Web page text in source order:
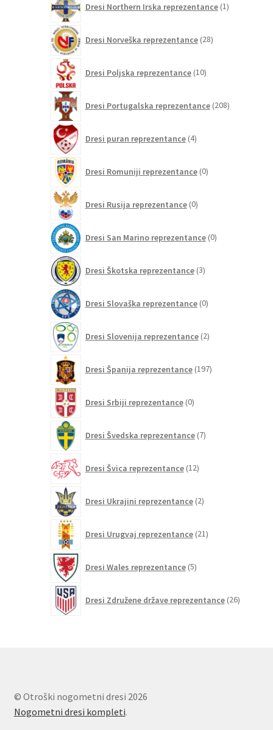
Dresi Northern Irska reprezentance 1izdelek
Dresi Norveška reprezentance 28izdelkov
Dresi Poljska reprezentance 10izdelkov
Dresi Portugalska reprezentance 208izdelkov
Dresi puran reprezentance 4izdelki
Dresi Romuniji reprezentance 0izdelkov
Dresi Rusija reprezentance 0izdelkov
Dresi San Marino reprezentance 0izdelkov
Dresi Škotska reprezentance 3izdelki
Dresi Slovaška reprezentance 0izdelkov
Dresi Slovenija reprezentance 2izdelka
Dresi Španija reprezentance 197izdelkov
Dresi Srbiji reprezentance 0izdelkov
Dresi Švedska reprezentance 7izdelkov
Dresi Švica reprezentance 12izdelkov
Dresi Ukrajini reprezentance 2izdelka
Dresi Urugvaj reprezentance 21izdelkov
Dresi Wales reprezentance 5izdelkov
Dresi Združene države reprezentance 26izdelkov
© Otroški nogometni dresi 2026
Nogometni dresi kompleti.